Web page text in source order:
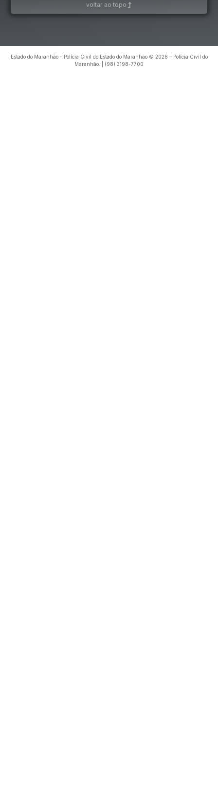
voltar ao topo
Estado do Maranhão – Polícia Civil do Estado do Maranhão © 2026 – Polícia Civil do
Maranhão. | (98) 3198-7700